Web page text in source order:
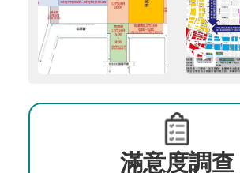
滿意度調查